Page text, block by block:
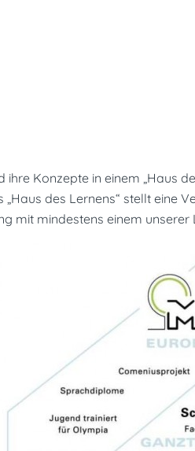
Konzepte in einem „Haus
des Lernens“ stellt
mit mindestens einem unserer